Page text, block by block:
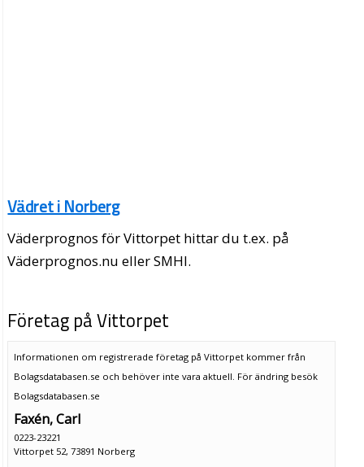
Vädret i Norberg
Väderprognos för Vittorpet hittar du t.ex. på
Väderprognos.nu eller SMHI.
Företag på Vittorpet
Informationen om registrerade företag på Vittorpet kommer från
Bolagsdatabasen.se och behöver inte vara aktuell. För ändring besök
Bolagsdatabasen.se
Faxén, Carl
0223-23221
Vittorpet 52, 73891 Norberg